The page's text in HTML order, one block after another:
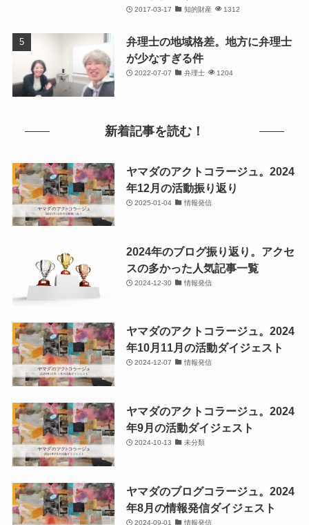
2017-03-17 知的財産 1312
弁理士の地域格差。地方に弁理士
が少なすぎる件
2022-07-07 弁理士 1204
新着記事を読む！
ヤマダのアクトコラージュ。2024
年12月の活動振り返り
2025-01-04 情報発信
2024年のブログ振り返り。アクセ
スの多かった人気記事一覧
2024-12-30 情報発信
ヤマダのアクトコラージュ。2024
年10月11月の活動ダイジェスト
2024-12-07 情報発信
ヤマダのアクトコラージュ。2024
年9月の活動ダイジェスト
2024-10-13 未分類
ヤマダのブログコラージュ。2024
年8月の情報発信ダイジェスト
2024-09-01 情報発信